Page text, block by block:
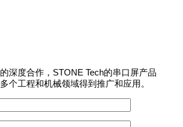
深度合作，STONE Tech的串口屏产品
个工程和机械领域得到推广和应用。